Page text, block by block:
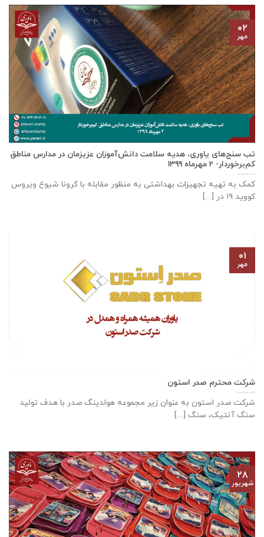
تب سنج‌های یاوری، هدیه سلامت دانش‌آموزان عزیزمان در مدارس مناطق
کم‌برخوردار- ۲ مهرماه ۱۳۹۹
کمک به تهیه تجهیزات بهداشتی به منظور مقابله با کرونا شیوع ویروس
کووید ۱۹ در [...]
۰۲
مهر
شرکت محترم صدر استون
شرکت صدر استون به عنوان زیر مجموعه هولدینگ صدر با هدف تولید
سنگ آنتیک، سنگ [...]
۰۱
مهر
۲۸
شهریور